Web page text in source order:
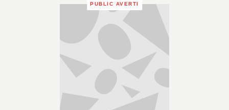
PUBLIC AVERTI